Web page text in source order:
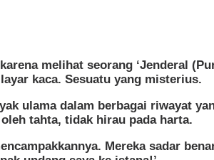
melihat seorang ‘Jenderal
kaca. Sesuatu yang misterius.
ulama dalam berbagai riwayat
tahta, tidak hirau pada harta.
Mereka sadar